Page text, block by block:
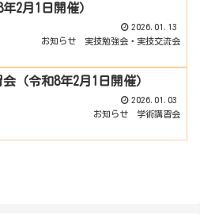
2月1日開催）
2026.01.13
お知らせ
実技勉強会・実技交流会
（令和8年2月1日開催）
2026.01.03
お知らせ
学術講習会